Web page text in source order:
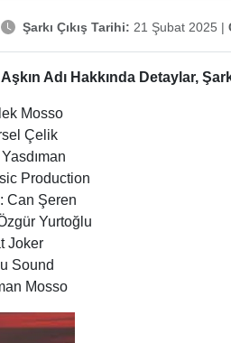
Şarkı Çıkış Tarihi: 21 Şubat 2025 |
Adı Hakkında Detaylar,
Mosso
Çelik
Production
Can Şeren
Yurtoğlu
Joker
Sound
Mosso